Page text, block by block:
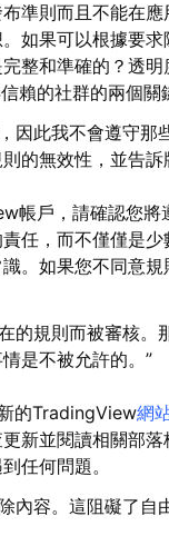
準則而且不能在
如果可以根據要
整和準確的？透
賴的社群的兩個關
因此我不會遵守那
的無效性，並告訴
帳戶，請確認您將
任，而不僅僅是
。如果您不同意
的規則而被審核。
是不被允許的。”
的TradingView網
新並閱讀相關部
任何問題。
內容。這阻礙了自